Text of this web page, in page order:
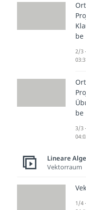
be
2/3
be
3/3
Lineare
Vektorraum
1/4